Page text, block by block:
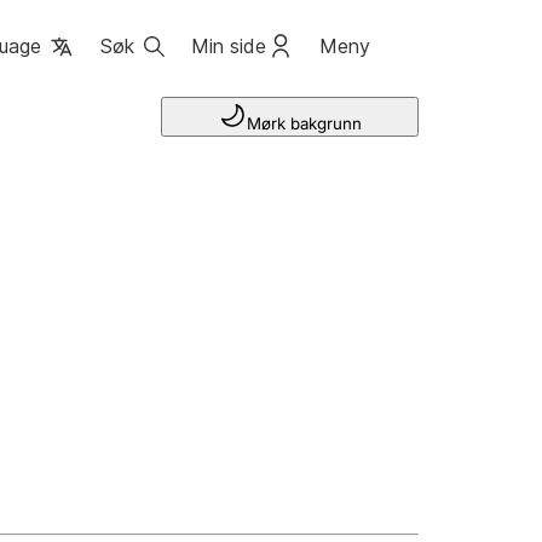
Søk Min side Meny
Mørk bakgrunn